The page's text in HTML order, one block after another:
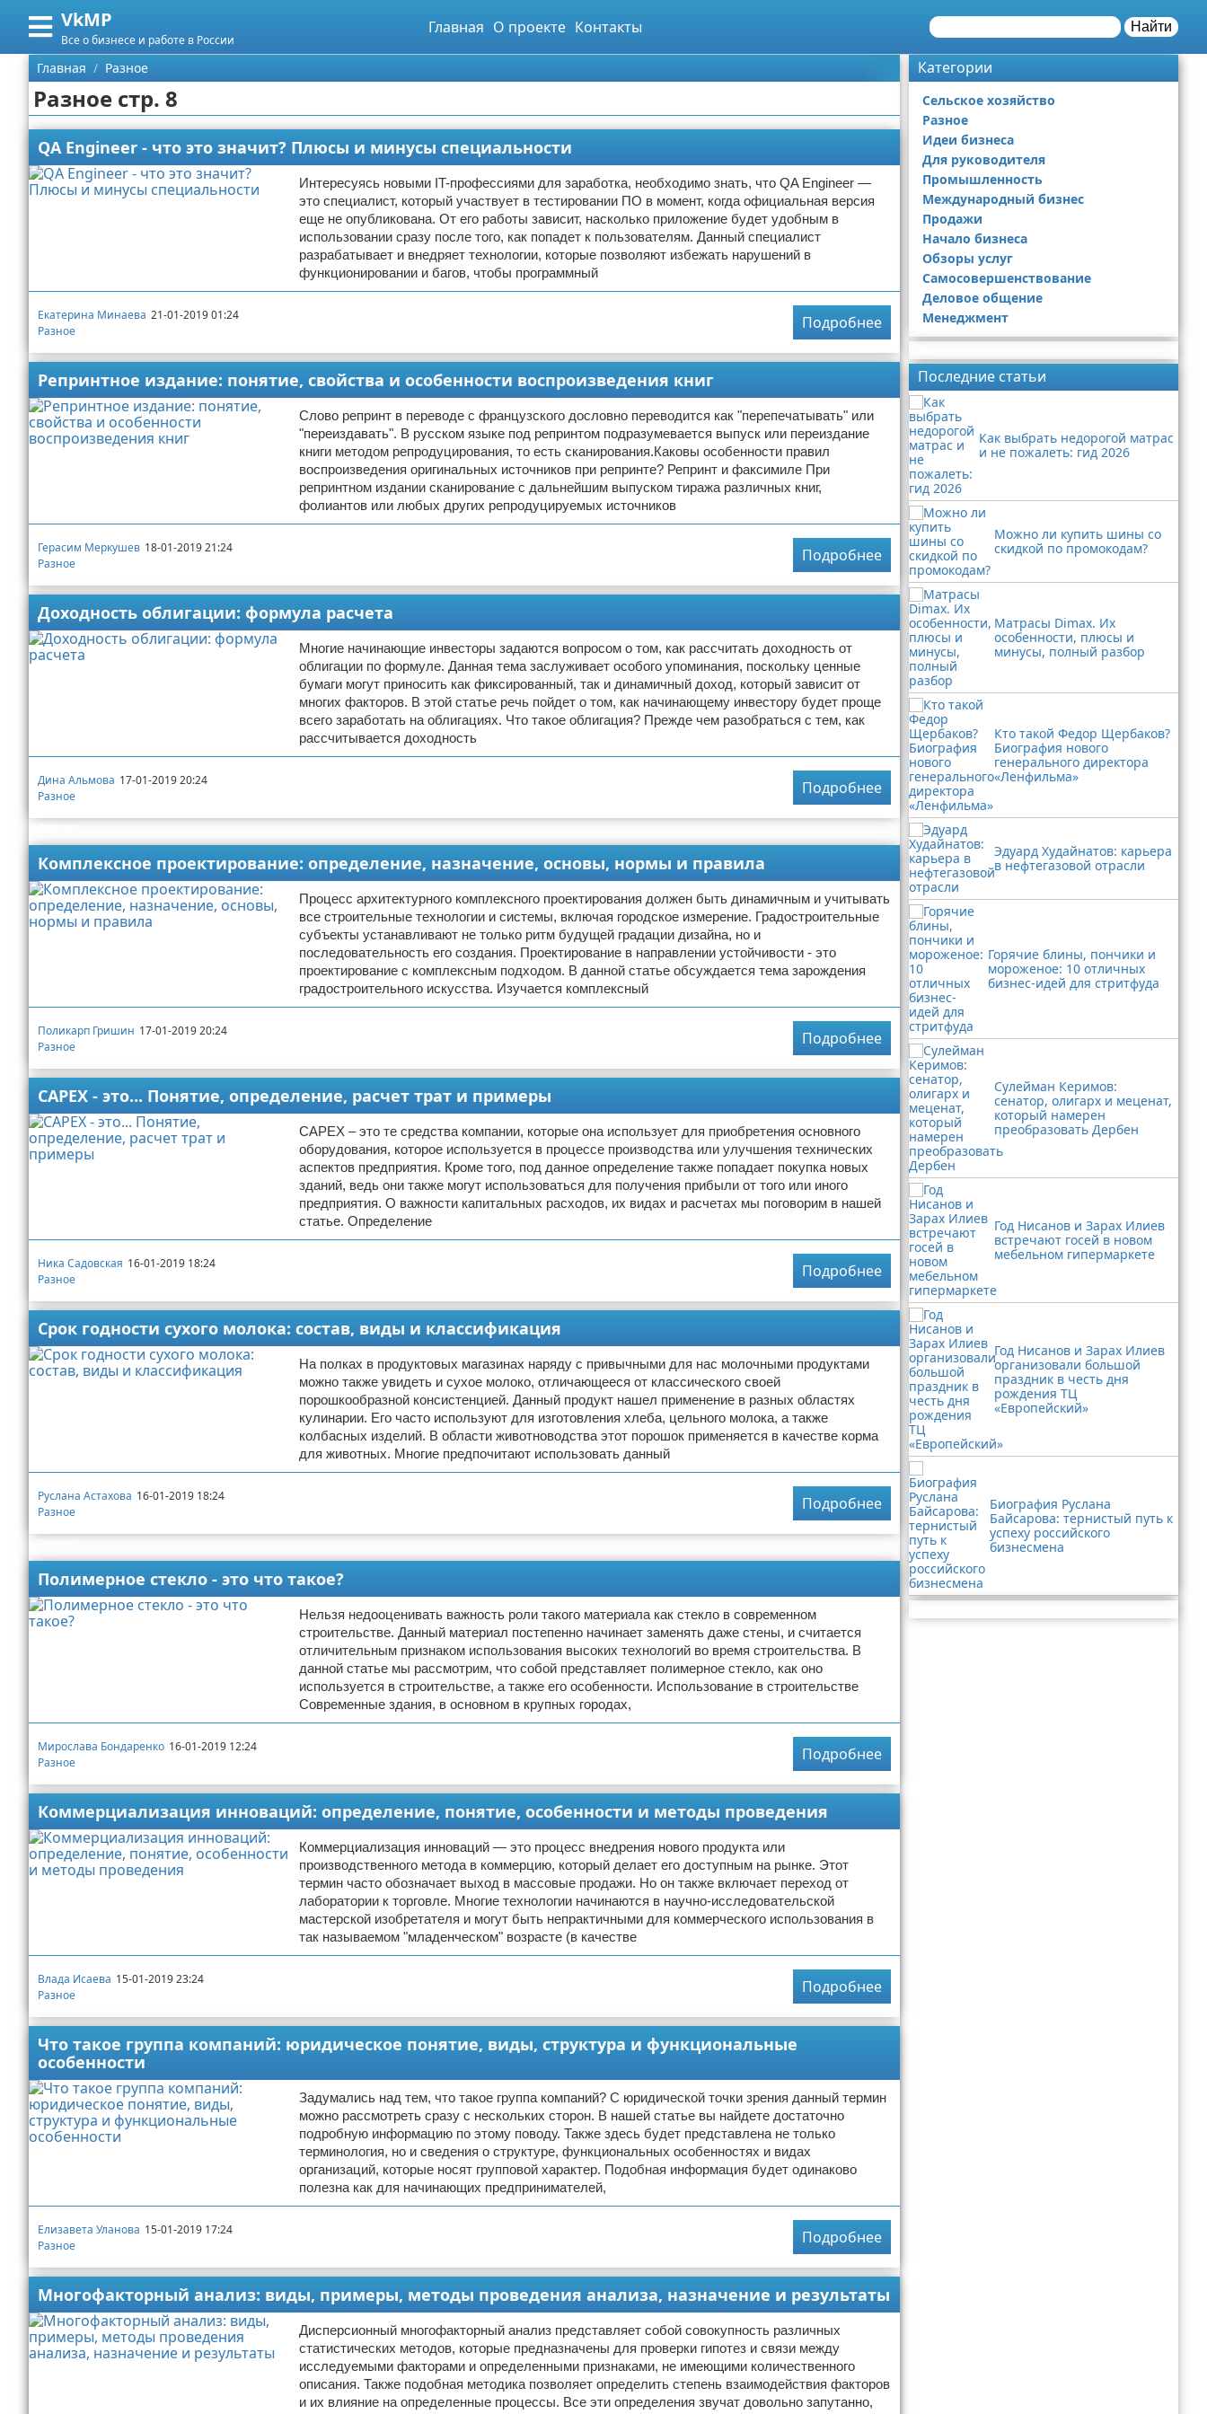
VkMP
Все о бизнесе и работе в России
Главная О проекте Контакты Найти
Меню
Главная
Категории
Сельское хозяйство
Разное
Продажи
Начало бизнеса
Деловое общение
Менеджмент
Поиск
О проекте
Условия предоставления информации
Отказ от ответственности
Главная Разное
Разное стр. 8
QA Engineer - что это значит? Плюсы и минусы специальности
Интересуясь новыми IT-профессиями для заработка, необходимо знать, что QA Engineer —
это специалист, который участвует в тестировании ПО в момент, когда официальная версия
еще не опубликована. От его работы зависит, насколько приложение будет удобным в
использовании сразу после того, как попадет к пользователям. Данный специалист
разрабатывает и внедряет технологии, которые позволяют избежать нарушений в
функционировании и багов, чтобы программный
Екатерина Минаева 21-01-2019 01:24
Разное
Подробнее
Репринтное издание: понятие, свойства и особенности воспроизведения книг
Слово репринт в переводе с французского дословно переводится как "перепечатывать" или
"переиздавать". В русском языке под репринтом подразумевается выпуск или переиздание
книги методом репродуцирования, то есть сканирования.Каковы особенности правил
воспроизведения оригинальных источников при репринте? Репринт и факсимиле При
репринтном издании сканирование с дальнейшим выпуском тиража различных книг,
фолиантов или любых других репродуцируемых источников
Герасим Меркушев 18-01-2019 21:24
Разное
Подробнее
Доходность облигации: формула расчета
Многие начинающие инвесторы задаются вопросом о том, как рассчитать доходность от
облигации по формуле. Данная тема заслуживает особого упоминания, поскольку ценные
бумаги могут приносить как фиксированный, так и динамичный доход, который зависит от
многих факторов. В этой статье речь пойдет о том, как начинающему инвестору будет проще
всего заработать на облигациях. Что такое облигация? Прежде чем разобраться с тем, как
рассчитывается доходность
Дина Альмова 17-01-2019 20:24
Разное
Подробнее
Комплексное проектирование: определение, назначение, основы, нормы и правила
Процесс архитектурного комплексного проектирования должен быть динамичным и учитывать
все строительные технологии и системы, включая городское измерение. Градостроительные
субъекты устанавливают не только ритм будущей градации дизайна, но и
последовательность его создания. Проектирование в направлении устойчивости - это
проектирование с комплексным подходом. В данной статье обсуждается тема зарождения
градостроительного искусства. Изучается комплексный
Поликарп Гришин 17-01-2019 20:24
Разное
Подробнее
CAPEX - это... Понятие, определение, расчет трат и примеры
CAPEX – это те средства компании, которые она использует для приобретения основного
оборудования, которое используется в процессе производства или улучшения технических
аспектов предприятия. Кроме того, под данное определение также попадает покупка новых
зданий, ведь они также могут использоваться для получения прибыли от того или иного
предприятия. О важности капитальных расходов, их видах и расчетах мы поговорим в нашей
статье. Определение
Ника Садовская 16-01-2019 18:24
Разное
Подробнее
Срок годности сухого молока: состав, виды и классификация
На полках в продуктовых магазинах наряду с привычными для нас молочными продуктами
можно также увидеть и сухое молоко, отличающееся от классического своей
порошкообразной консистенцией. Данный продукт нашел применение в разных областях
кулинарии. Его часто используют для изготовления хлеба, цельного молока, а также
колбасных изделий. В области животноводства этот порошок применяется в качестве корма
для животных. Многие предпочитают использовать данный
Руслана Астахова 16-01-2019 18:24
Разное
Подробнее
Полимерное стекло - это что такое?
Нельзя недооценивать важность роли такого материала как стекло в современном
строительстве. Данный материал постепенно начинает заменять даже стены, и считается
отличительным признаком использования высоких технологий во время строительства. В
данной статье мы рассмотрим, что собой представляет полимерное стекло, как оно
используется в строительстве, а также его особенности. Использование в строительстве
Современные здания, в основном в крупных городах,
Мирослава Бондаренко 16-01-2019 12:24
Разное
Подробнее
Коммерциализация инноваций: определение, понятие, особенности и методы проведения
Коммерциализация инноваций — это процесс внедрения нового продукта или
производственного метода в коммерцию, который делает его доступным на рынке. Этот
термин часто обозначает выход в массовые продажи. Но он также включает переход от
лаборатории к торговле. Многие технологии начинаются в научно-исследовательской
мастерской изобретателя и могут быть непрактичными для коммерческого использования в
так называемом "младенческом" возрасте (в качестве
Влада Исаева 15-01-2019 23:24
Разное
Подробнее
Что такое группа компаний: юридическое понятие, виды, структура и функциональные
особенности
Задумались над тем, что такое группа компаний? С юридической точки зрения данный термин
можно рассмотреть сразу с нескольких сторон. В нашей статье вы найдете достаточно
подробную информацию по этому поводу. Также здесь будет представлена не только
терминология, но и сведения о структуре, функциональных особенностях и видах
организаций, которые носят групповой характер. Подобная информация будет одинаково
полезна как для начинающих предпринимателей,
Елизавета Уланова 15-01-2019 17:24
Разное
Подробнее
Многофакторный анализ: виды, примеры, методы проведения анализа, назначение и результаты
Дисперсионный многофакторный анализ представляет собой совокупность различных
статистических методов, которые предназначены для проверки гипотез и связи между
исследуемыми факторами и определенными признаками, не имеющими количественного
описания. Также подобная методика позволяет определить степень взаимодействия факторов
и их влияние на определенные процессы. Все эти определения звучат довольно запутанно,
Категории
Сельское хозяйство
Разное
Идеи бизнеса
Для руководителя
Промышленность
Международный бизнес
Продажи
Начало бизнеса
Обзоры услуг
Самосовершенствование
Деловое общение
Менеджмент
Последние статьи
Как выбрать недорогой матрас
и не пожалеть: гид 2026
Можно ли купить шины со
скидкой по промокодам?
Матрасы Dimax. Их
особенности, плюсы и
минусы, полный разбор
Кто такой Федор Щербаков?
Биография нового
генерального директора
«Ленфильма»
Эдуард Худайнатов: карьера
в нефтегазовой отрасли
Горячие блины, пончики и
мороженое: 10 отличных
бизнес-идей для стритфуда
Сулейман Керимов:
сенатор, олигарх и меценат,
который намерен
преобразовать Дербен
Год Нисанов и Зарах Илиев
встречают госей в новом
мебельном гипермаркете
Год Нисанов и Зарах Илиев
организовали большой
праздник в честь дня
рождения ТЦ
«Европейский»
Биография Руслана
Байсарова: тернистый путь к
успеху российского
бизнесмена